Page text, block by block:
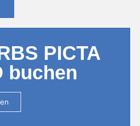
PICTA
buchen